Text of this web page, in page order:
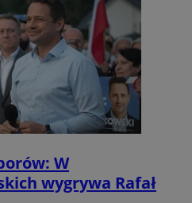
W
wygrywa Rafał